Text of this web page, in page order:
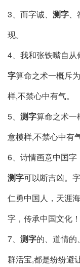
3、而字诚、 测字、
现。
4、我和张铁嘴自从
字算命之术一概斥
样,不禁心中有气。
5、 测字算命之术一
意模样,不禁心中有气
6、诗情画意中国字
测字可以断吉凶。
仁勇中国人，天涯
字，传承中国文化！
7、 测字的、道情
群活宝,都是纷纷避